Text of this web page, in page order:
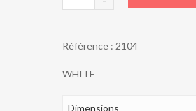
quantity
Référence : 2104
WHITE
Dimensions